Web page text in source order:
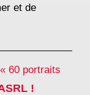
et de
60 portraits
!